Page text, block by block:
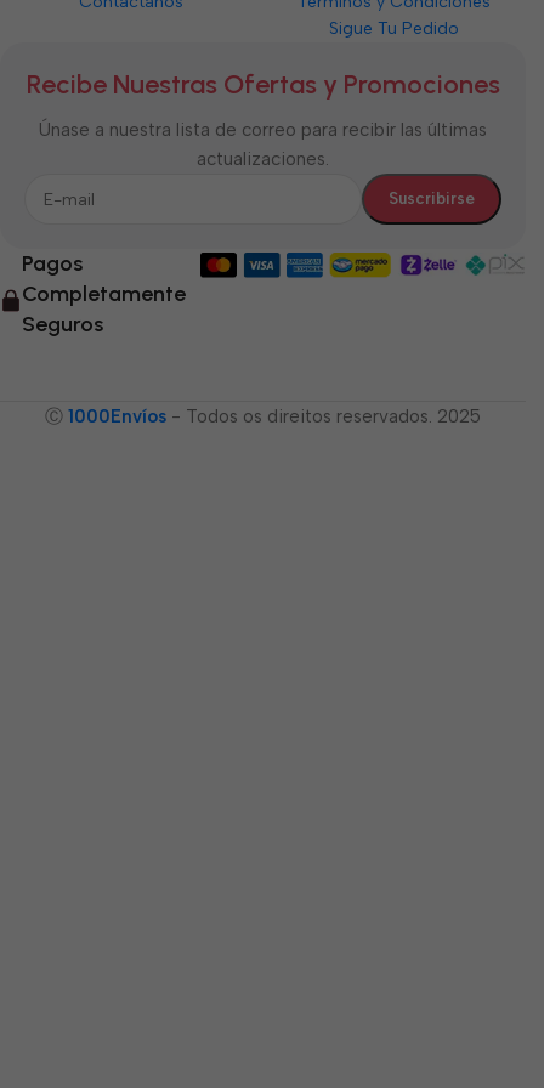
Sigue Tu Pedido
Recibe Nuestras Ofertas y Promociones
Únase a nuestra lista de correo para recibir las últimas
actualizaciones.
Pagos
Completamente
Seguros
Ⓒ 1000Envíos - Todos os direitos reservados. 2025